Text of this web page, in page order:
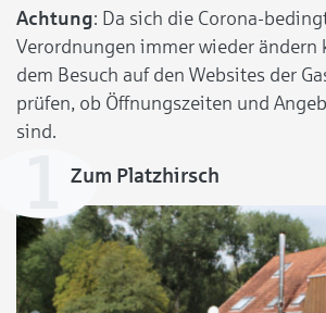
Achtung: Da sich die Corona-
Verordnungen immer wieder ändern
dem Besuch auf den Websites der
prüfen, ob Öffnungszeiten und
sind.
Zum Platzhirsch